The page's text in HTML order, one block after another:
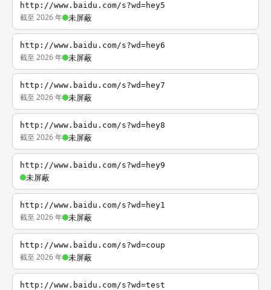
http://www.baidu.com/s?wd=hey5
截至 2026 年 未屏蔽
http://www.baidu.com/s?wd=hey6
截至 2026 年 未屏蔽
http://www.baidu.com/s?wd=hey7
截至 2026 年 未屏蔽
http://www.baidu.com/s?wd=hey8
截至 2026 年 未屏蔽
http://www.baidu.com/s?wd=hey9
未屏蔽
http://www.baidu.com/s?wd=hey1
截至 2026 年 未屏蔽
http://www.baidu.com/s?wd=coup
截至 2026 年 未屏蔽
http://www.baidu.com/s?wd=test